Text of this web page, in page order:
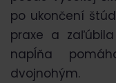
po ukončení
praxe a
napĺňa
dvojnohým.